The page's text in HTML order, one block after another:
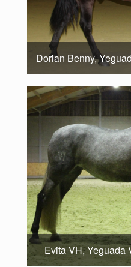
Dorian Benny,
Evita VH, Yeguada